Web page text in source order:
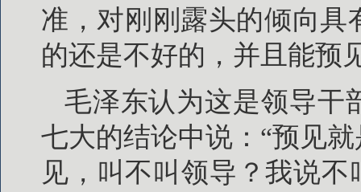
准，对刚刚露头的倾向
的还是不好的，并且能预
毛泽东认为这是领导干
七大的结论中说：“预见
见，叫不叫领导？我说